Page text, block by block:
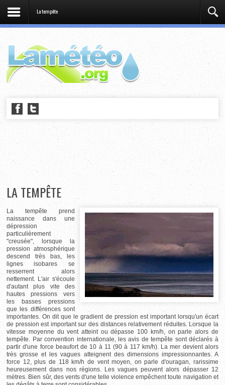
La tempête
LA TEMPÊTE
La tempête prend
naissance dans une
dépression
particulièrement
"creusée", lorsque la
pression atmosphérique
descend très bas, les
lignes isobares se
resserrent alors
nettement. L'air s'écoule
d'autant plus vite des
hautes pressions vers
les basses pressions
que les différences sont
importantes. On dit que le gradient de pression est important lorsqu'un écart
de pression est important sur des distances relativement réduites. Lorsque la
vitesse moyenne du vent atteint ou dépasse 100 km/h, on parle alors de
tempête. Par convention internationale, les avis de tempête sont déclarés à
partir d'une force beaufort de 10 à 11 (90 à 117 km/h). La mer devient alors
très grosse et les vagues atteignent des dimensions impressionnantes. A
force 12, plus de 118 km/h de vent moyen, on parle d'ouragan, rarissime
heureusement dans nos régions. Les vagues peuvent alors dépasser 12
mètres. Bien sûr, des vents d'une telle violence empêchent toute navigation et